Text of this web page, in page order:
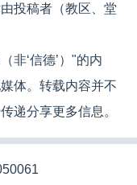
投稿者（教区、堂
非‘信德’）"的内
体。转载内容并不
递分享更多信息。